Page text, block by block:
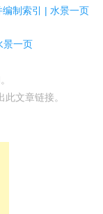
制索引 | 水景一页
景一页
此文章链接。